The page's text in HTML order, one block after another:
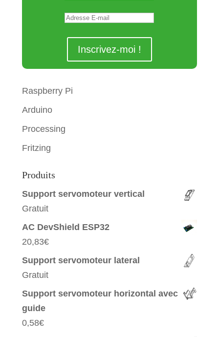
Raspberry Pi
Arduino
Processing
Fritzing
Produits
Support servomoteur vertical
Gratuit
AC DevShield ESP32
20,83€
Support servomoteur lateral
Gratuit
Support servomoteur horizontal avec
guide
0,58€